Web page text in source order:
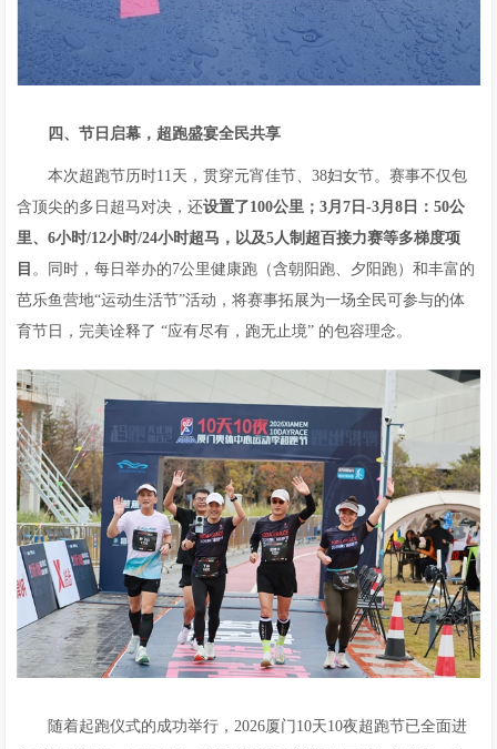
四、节日启幕，超跑盛宴全民共享
本次超跑节历时11天，贯穿元宵佳节、38妇女节。赛事不仅包
含顶尖的多日超马对决，还设置了100公里；3月7日-3月8日：50公
里、6小时/12小时/24小时超马，以及5人制超百接力赛等多梯度项
目 。同时，每日举办的7公里健康跑（含朝阳跑、夕阳跑）和丰富的
芭乐鱼营地“运动生活节”活动，将赛事拓展为一场全民可参与的体
育节日，完美诠释了 “应有尽有，跑无止境” 的包容理念。
随着起跑仪式的成功举行，2026厦门10天10夜超跑节已全面进